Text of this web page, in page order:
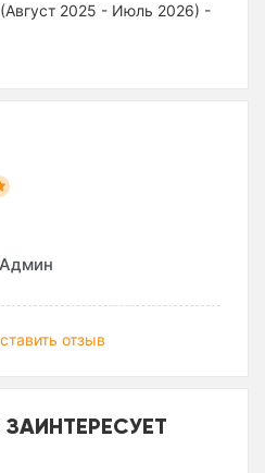
2025 - Июль 2026) -
Админ
отзыв